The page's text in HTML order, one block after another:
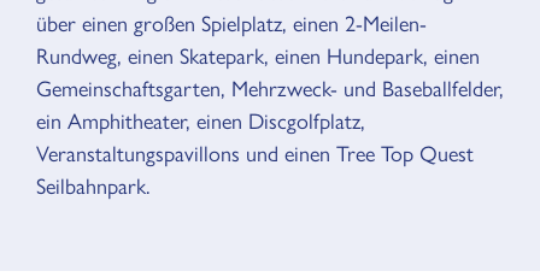
über einen großen Spielplatz, einen 2-Meilen-
Rundweg, einen Skatepark, einen Hundepark, einen
Gemeinschaftsgarten, Mehrzweck- und Baseballfelder,
ein Amphitheater, einen Discgolfplatz,
Veranstaltungspavillons und einen Tree Top Quest
Seilbahnpark.